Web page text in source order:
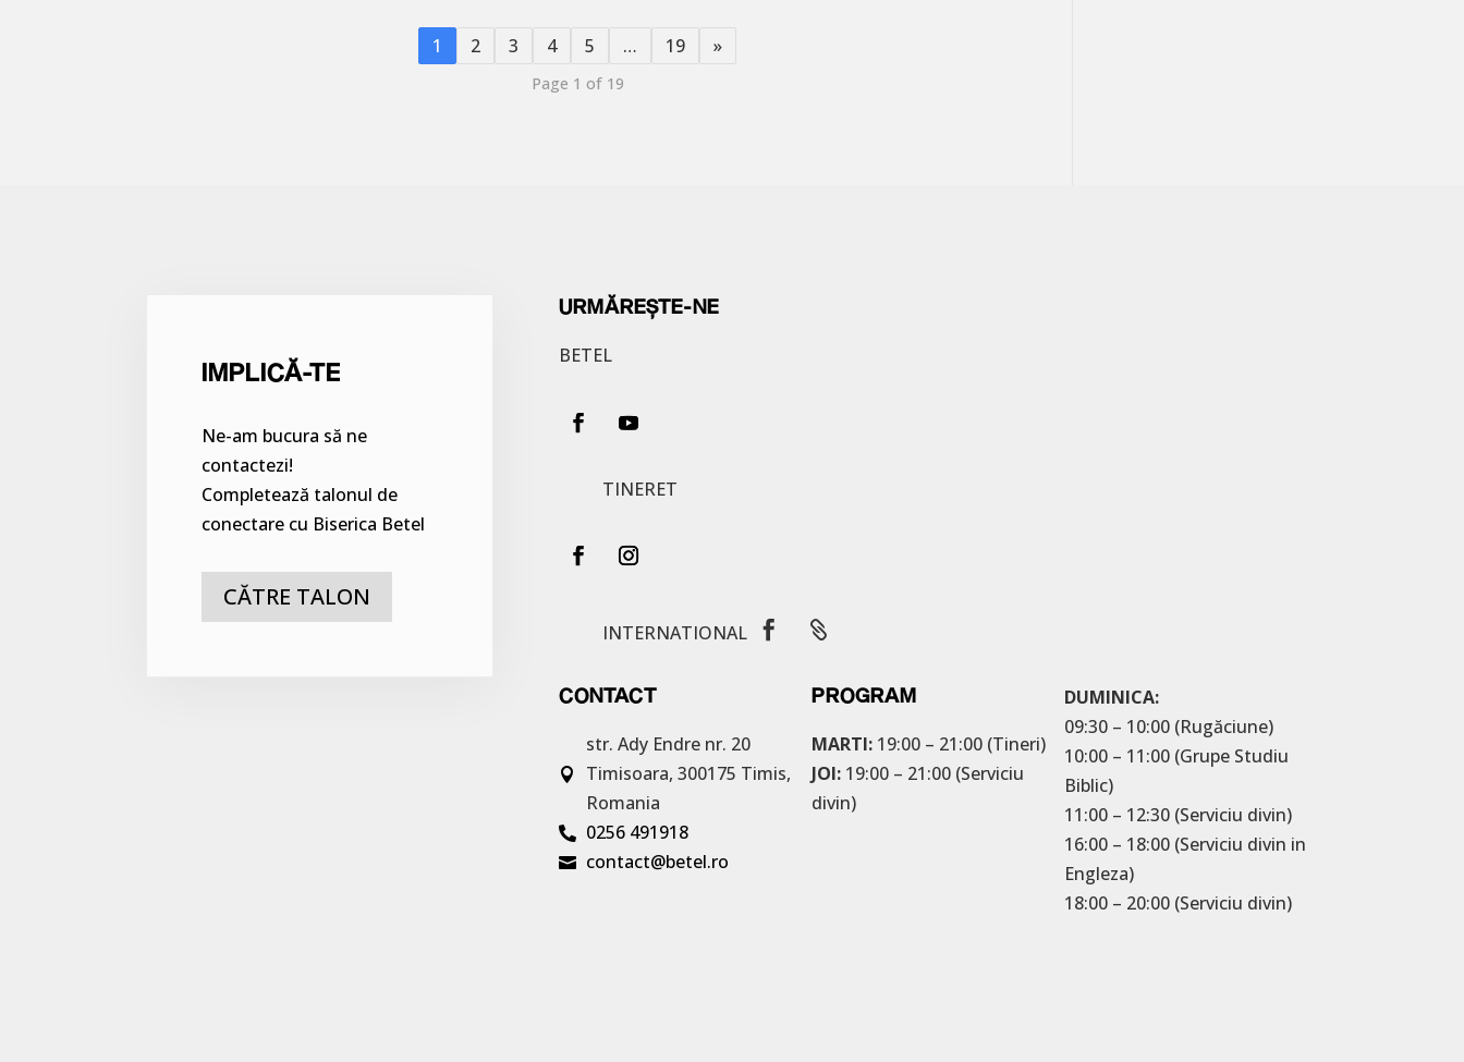
1 2 3 4 5 … 19 »
Page 1 of 19
IMPLICĂ-TE
Ne-am bucura să ne
contactezi!
Completează talonul de
conectare cu Biserica Betel
CĂTRE TALON
URMĂREȘTE-NE
BETEL
TINERET
INTERNATIONAL  
CONTACT

str. Ady Endre nr. 20
Timisoara, 300175 Timis,
Romania
 0256 491918
 contact@betel.ro
PROGRAM
MARTI: 19:00 – 21:00 (Tineri)
JOI: 19:00 – 21:00 (Serviciu
divin)
DUMINICA:
09:30 – 10:00 (Rugăciune)
10:00 – 11:00 (Grupe Studiu
Biblic)
11:00 – 12:30 (Serviciu divin)
16:00 – 18:00 (Serviciu divin in
Engleza)
18:00 – 20:00 (Serviciu divin)